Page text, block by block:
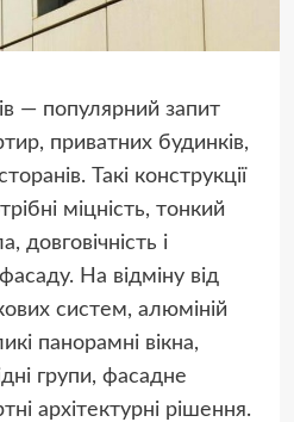
— популярний запит
приватних будинків,
Такі конструкції
міцність, тонкий
довговічність і
На відміну від
систем, алюміній
панорамні вікна,
групи, фасадне
архітектурні рішення.